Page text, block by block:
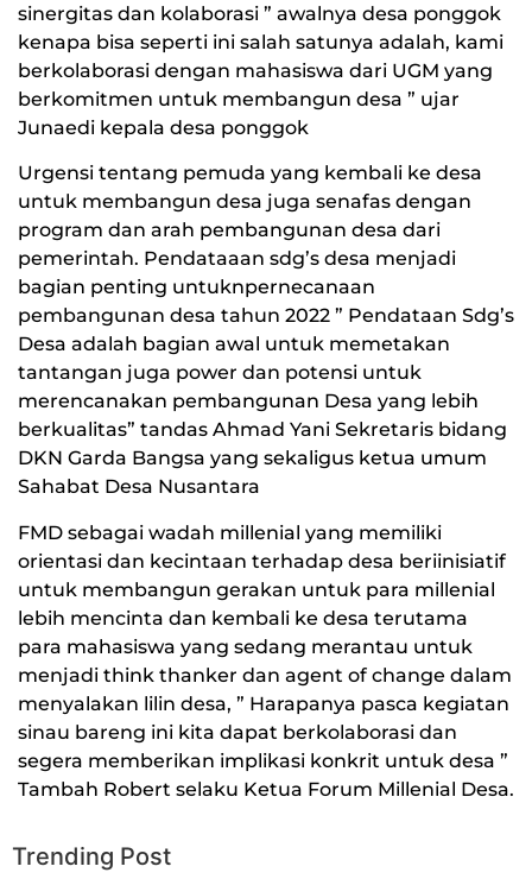
sinergitas dan kolaborasi ” awalnya desa ponggok
kenapa bisa seperti ini salah satunya adalah, kami
berkolaborasi dengan mahasiswa dari UGM yang
berkomitmen untuk membangun desa ” ujar
Junaedi kepala desa ponggok
Urgensi tentang pemuda yang kembali ke desa
untuk membangun desa juga senafas dengan
program dan arah pembangunan desa dari
pemerintah. Pendataaan sdg’s desa menjadi
bagian penting untuknpernecanaan
pembangunan desa tahun 2022 ” Pendataan Sdg’s
Desa adalah bagian awal untuk memetakan
tantangan juga power dan potensi untuk
merencanakan pembangunan Desa yang lebih
berkualitas” tandas Ahmad Yani Sekretaris bidang
DKN Garda Bangsa yang sekaligus ketua umum
Sahabat Desa Nusantara
FMD sebagai wadah millenial yang memiliki
orientasi dan kecintaan terhadap desa beriinisiatif
untuk membangun gerakan untuk para millenial
lebih mencinta dan kembali ke desa terutama
para mahasiswa yang sedang merantau untuk
menjadi think thanker dan agent of change dalam
menyalakan lilin desa, ” Harapanya pasca kegiatan
sinau bareng ini kita dapat berkolaborasi dan
segera memberikan implikasi konkrit untuk desa ”
Tambah Robert selaku Ketua Forum Millenial Desa.
Trending Post